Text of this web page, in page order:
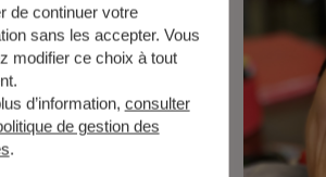
de continuer votre
sans les accepter. Vous
modifier ce choix à tout
d’information, consulter
de gestion des
.